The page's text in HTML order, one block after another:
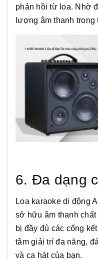
phản hồi từ loa. Nhờ
lượng âm thanh trong
6. Đa dạng
Loa karaoke di động
sở hữu âm thanh
bị đầy đủ các cổng
tâm giải trí đa năng,
và ca hát của bạn.